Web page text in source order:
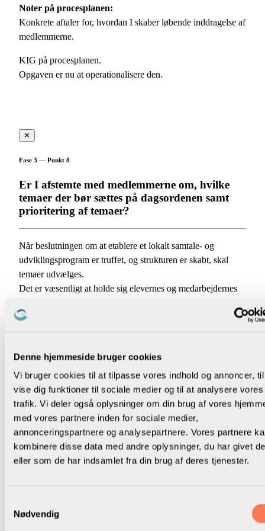
Denne hjemmeside bruger cookies
Vi bruger cookies til at tilpasse vores indhold og annoncer,
vise dig funktioner til sociale medier og til at analysere vores
trafik. Vi deler også oplysninger om din brug af vores
med vores partnere inden for sociale medier,
annonceringspartnere og analysepartnere. Vores partnere
kombinere disse data med andre oplysninger, du har givet
eller som de har indsamlet fra din brug af deres tjenester.
Nødvendig
Noter på procesplanen:
Konkrete aftaler for, hvordan I skaber løbende inddragelse af
medlemmerne.
KIG på procesplanen.
Opgaven er nu at operationalisere den.
✕
Fase 3 — Punkt 8
Er I afstemte med medlemmerne om, hvilke
temaer der bør sættes på dagsordenen samt
prioritering af temaer?
Når beslutningen om at etablere et lokalt samtale- og
udviklingsprogram er truffet, og strukturen er skabt, skal
temaer udvælges.
Det er væsentligt at holde sig elevernes og medarbejdernes
lokalforeningen må man også holde sig ledernes vilkår for
kvalificere udfordringsbilledet inden for de forskellige
temaer, der skal drøftes i det lokale samarbejde.
Samtidig vil det være påkrævet at forholde sig eksplicit til
løsningsforslagenes betydning for ledernes vilkår, blandt
andet ledelsens arbejdstid, beslutningsret og troværdighed.
Lokale forhold vil have stor betydning for, hvilke temaer der
er presserende at drøfte og finde løsninger på. Vi opfordrer i
den forbindelse til, at lokalbestyrelsen forud for udvælgelsen
Hvad fylder i hverdagen for lederne?